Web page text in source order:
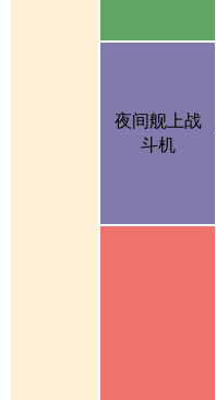
夜间舰上战
斗机